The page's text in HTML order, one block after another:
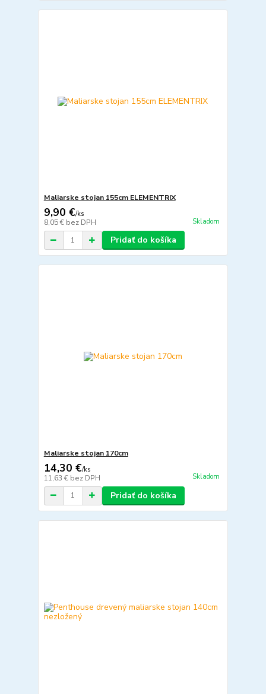
Maliarske stojan 155cm ELEMENTRIX
9,90 €/ks
8,05 € bez DPH Skladom
Pridať do košíka
Maliarske stojan 170cm
14,30 €/ks
11,63 € bez DPH Skladom
Pridať do košíka